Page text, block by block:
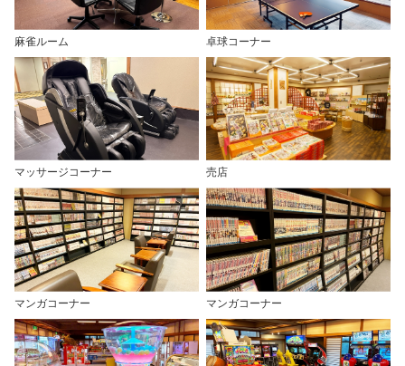
麻雀ルーム 卓球コーナー
マッサージコーナー 売店
マンガコーナー マンガコーナー